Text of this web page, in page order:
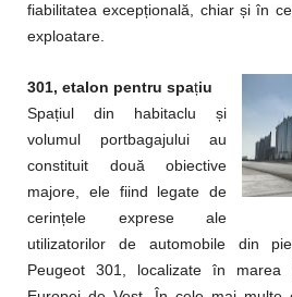
fiabilitatea excepțională, chiar și în
exploatare.
301, etalon pentru spațiu
Spațiul din habitaclu și
volumul portbagajului au
constituit două obiective
majore, ele fiind legate de
cerințele exprese ale
utilizatorilor de automobile din
Peugeot 301, localizate în